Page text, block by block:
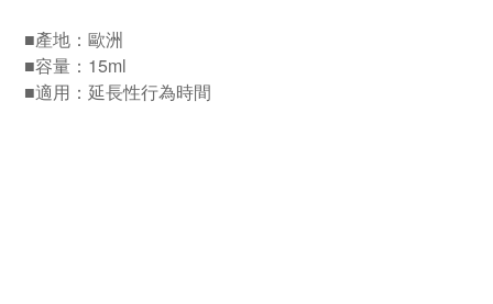
■產地：歐洲
■容量：15ml
■適用：延長性行為時間